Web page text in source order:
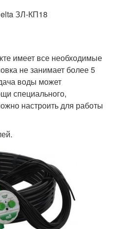
ЗЛ-КП18
имеет все необходимые
не занимает более 5
воды может
специального,
настроить для работы